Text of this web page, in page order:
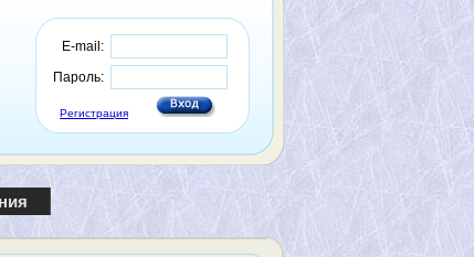
E-mail:
Пароль:
Регистрация